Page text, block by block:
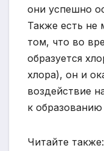
они успешно
Также есть не
том, что во
образуется
хлора), он и
воздействие
к образованию
Читайте